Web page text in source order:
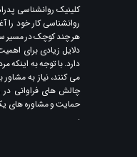
​کلینیک روانشناسی
روانشناسی کار خود را
هر چند کوچک در مسیر
دلایل زیادی برای
دارد. با توجه به اینکه
می کنند​​​​​​​، نیاز به
چالش های فراوانی در
حمایت و مشاوره های
.